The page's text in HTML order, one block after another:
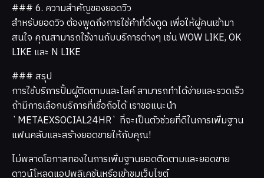
### 6. ความสำคัญของยอดวิว
สำหรับยอดวิว ต้องพูดถึงการใช้คำที่ดึงดูด เพื่อให้ผู้คนเข้ามา
สนใจ คุณสามารถใช้งานกับบริการต่างๆ เช่น WOW LIKE, OK
LIKE และ N LIKE
### สรุป
การใช้บริการปั้มผู้ติดตามและไลค์ สามารถทำได้ง่ายและรวดเร็ว
ถ้ามีการเลือกบริการที่เชื่อถือได้ เราขอแนะนำ
`METAEXSOCIAL24HR` ที่จะเป็นตัวช่วยที่ดีในการเพิ่มฐาน
แฟนคลับและสร้างยอดขายให้กับคุณ!
ไม่พลาดโอกาสทองในการเพิ่มฐานยอดติดตามและยอดขาย
ดาวน์โหลดแอปพลิเคชันหรือเข้าชมเว็บไซต์